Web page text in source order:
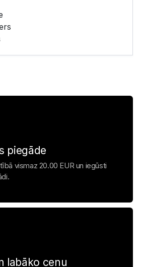
piegāde
vismaz 20.00 EUR un iegūsti
labāko cenu